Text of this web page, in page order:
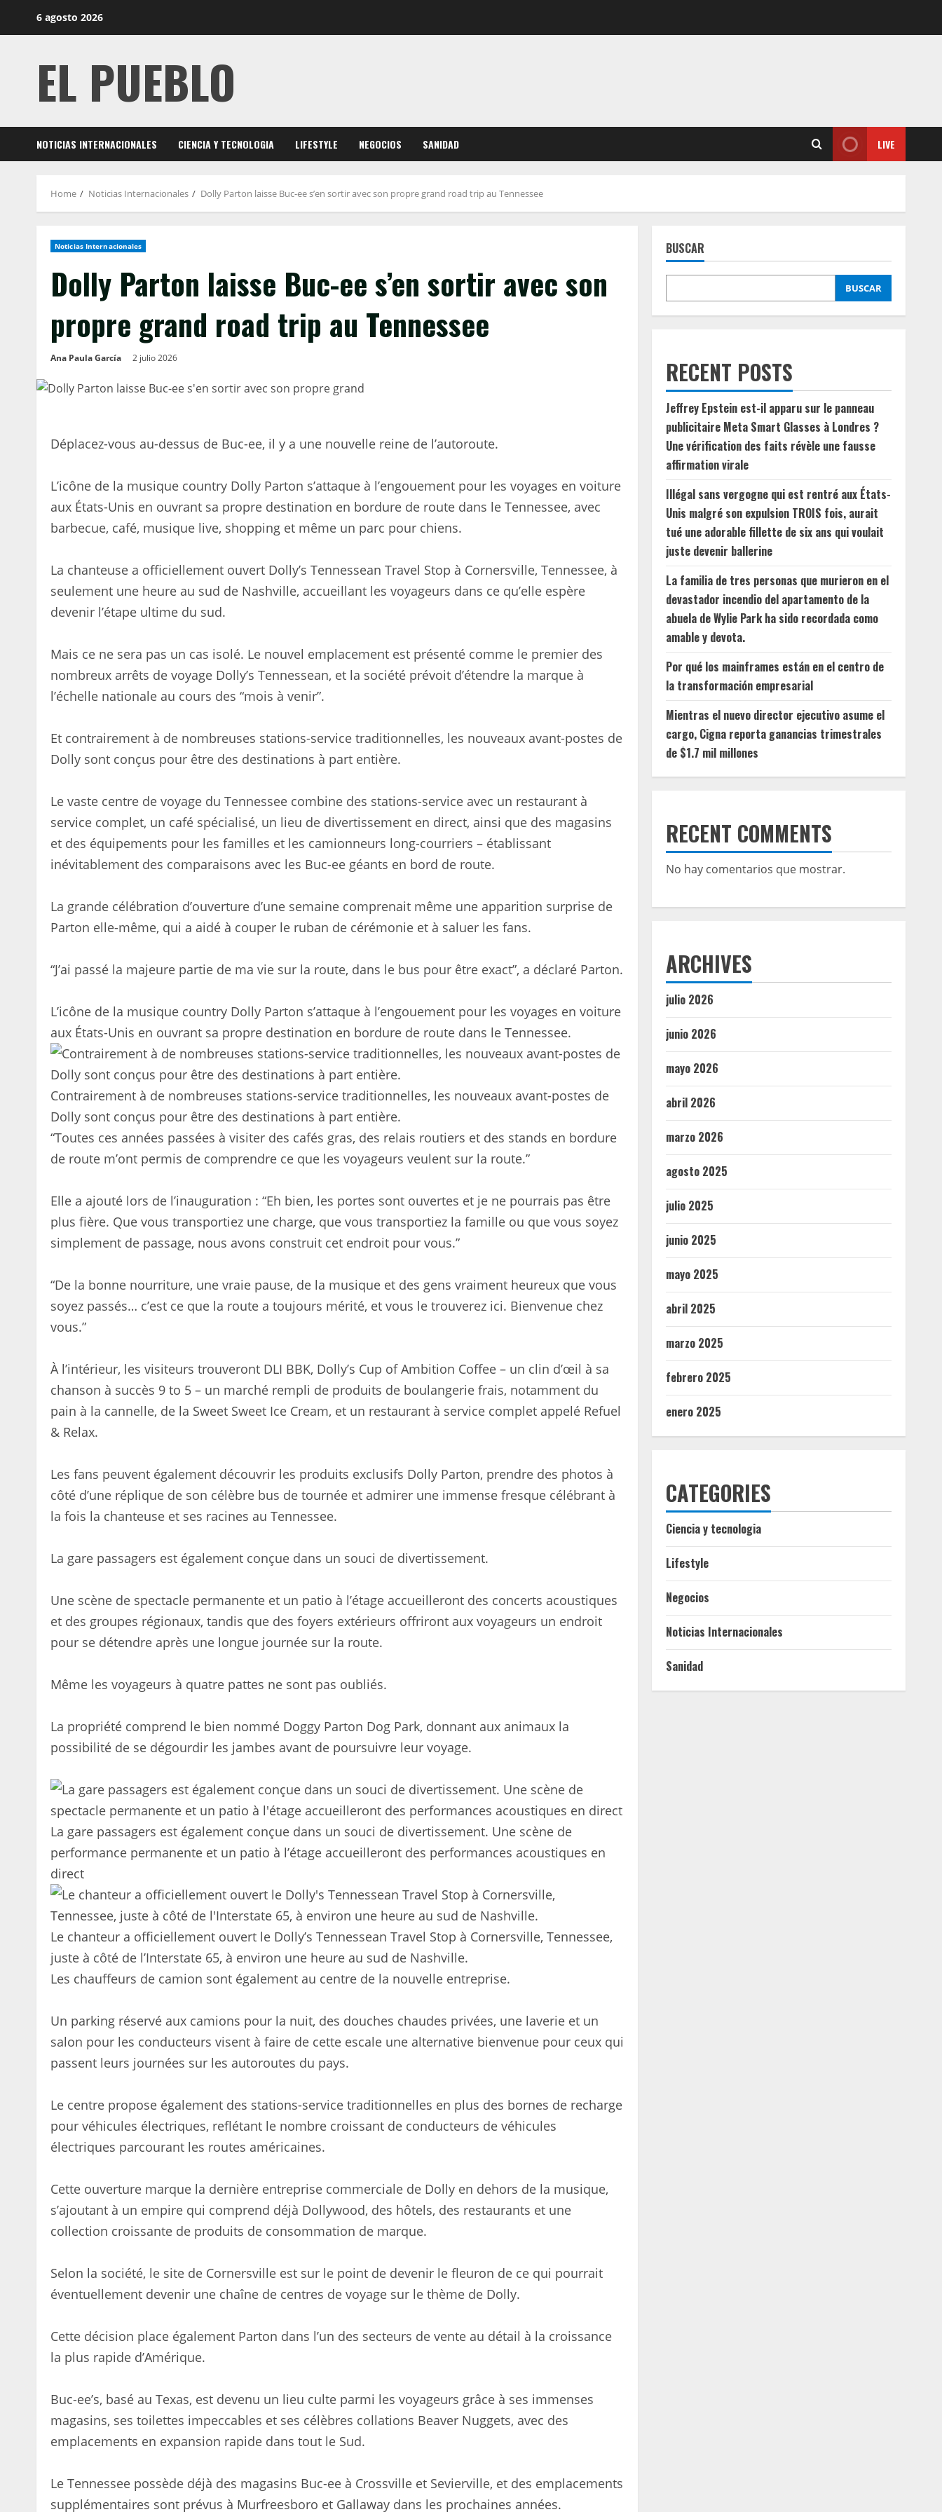
6 agosto 2026
EL PUEBLO
NOTICIAS INTERNACIONALES CIENCIA Y TECNOLOGIA LIFESTYLE NEGOCIOS SANIDAD LIVE
Home Noticias Internacionales Dolly Parton laisse Buc-ee s’en sortir avec son propre grand road trip au Tennessee
Noticias Internacionales
Dolly Parton laisse Buc-ee s’en sortir avec son
propre grand road trip au Tennessee
Ana Paula García 2 julio 2026
Déplacez-vous au-dessus de Buc-ee, il y a une nouvelle reine de l’autoroute.
L’icône de la musique country Dolly Parton s’attaque à l’engouement pour les voyages en voiture
aux États-Unis en ouvrant sa propre destination en bordure de route dans le Tennessee, avec
barbecue, café, musique live, shopping et même un parc pour chiens.
La chanteuse a officiellement ouvert Dolly’s Tennessean Travel Stop à Cornersville, Tennessee, à
seulement une heure au sud de Nashville, accueillant les voyageurs dans ce qu’elle espère
devenir l’étape ultime du sud.
Mais ce ne sera pas un cas isolé. Le nouvel emplacement est présenté comme le premier des
nombreux arrêts de voyage Dolly’s Tennessean, et la société prévoit d’étendre la marque à
l’échelle nationale au cours des “mois à venir”.
Et contrairement à de nombreuses stations-service traditionnelles, les nouveaux avant-postes de
Dolly sont conçus pour être des destinations à part entière.
Le vaste centre de voyage du Tennessee combine des stations-service avec un restaurant à
service complet, un café spécialisé, un lieu de divertissement en direct, ainsi que des magasins
et des équipements pour les familles et les camionneurs long-courriers – établissant
inévitablement des comparaisons avec les Buc-ee géants en bord de route.
La grande célébration d’ouverture d’une semaine comprenait même une apparition surprise de
Parton elle-même, qui a aidé à couper le ruban de cérémonie et à saluer les fans.
“J’ai passé la majeure partie de ma vie sur la route, dans le bus pour être exact”, a déclaré Parton.
L’icône de la musique country Dolly Parton s’attaque à l’engouement pour les voyages en voiture
aux États-Unis en ouvrant sa propre destination en bordure de route dans le Tennessee.
Contrairement à de nombreuses stations-service traditionnelles, les nouveaux avant-postes de
Dolly sont conçus pour être des destinations à part entière.
“Toutes ces années passées à visiter des cafés gras, des relais routiers et des stands en bordure
de route m’ont permis de comprendre ce que les voyageurs veulent sur la route.”
Elle a ajouté lors de l’inauguration : “Eh bien, les portes sont ouvertes et je ne pourrais pas être
plus fière. Que vous transportiez une charge, que vous transportiez la famille ou que vous soyez
simplement de passage, nous avons construit cet endroit pour vous.”
“De la bonne nourriture, une vraie pause, de la musique et des gens vraiment heureux que vous
soyez passés… c’est ce que la route a toujours mérité, et vous le trouverez ici. Bienvenue chez
vous.”
À l’intérieur, les visiteurs trouveront DLI BBK, Dolly’s Cup of Ambition Coffee – un clin d’œil à sa
chanson à succès 9 to 5 – un marché rempli de produits de boulangerie frais, notamment du
pain à la cannelle, de la Sweet Sweet Ice Cream, et un restaurant à service complet appelé Refuel
& Relax.
Les fans peuvent également découvrir les produits exclusifs Dolly Parton, prendre des photos à
côté d’une réplique de son célèbre bus de tournée et admirer une immense fresque célébrant à
la fois la chanteuse et ses racines au Tennessee.
La gare passagers est également conçue dans un souci de divertissement.
Une scène de spectacle permanente et un patio à l’étage accueilleront des concerts acoustiques
et des groupes régionaux, tandis que des foyers extérieurs offriront aux voyageurs un endroit
pour se détendre après une longue journée sur la route.
Même les voyageurs à quatre pattes ne sont pas oubliés.
La propriété comprend le bien nommé Doggy Parton Dog Park, donnant aux animaux la
possibilité de se dégourdir les jambes avant de poursuivre leur voyage.
La gare passagers est également conçue dans un souci de divertissement. Une scène de
performance permanente et un patio à l’étage accueilleront des performances acoustiques en
direct
Le chanteur a officiellement ouvert le Dolly’s Tennessean Travel Stop à Cornersville, Tennessee,
juste à côté de l’Interstate 65, à environ une heure au sud de Nashville.
Les chauffeurs de camion sont également au centre de la nouvelle entreprise.
Un parking réservé aux camions pour la nuit, des douches chaudes privées, une laverie et un
salon pour les conducteurs visent à faire de cette escale une alternative bienvenue pour ceux qui
passent leurs journées sur les autoroutes du pays.
Le centre propose également des stations-service traditionnelles en plus des bornes de recharge
pour véhicules électriques, reflétant le nombre croissant de conducteurs de véhicules
électriques parcourant les routes américaines.
Cette ouverture marque la dernière entreprise commerciale de Dolly en dehors de la musique,
s’ajoutant à un empire qui comprend déjà Dollywood, des hôtels, des restaurants et une
collection croissante de produits de consommation de marque.
Selon la société, le site de Cornersville est sur le point de devenir le fleuron de ce qui pourrait
éventuellement devenir une chaîne de centres de voyage sur le thème de Dolly.
Cette décision place également Parton dans l’un des secteurs de vente au détail à la croissance
la plus rapide d’Amérique.
Buc-ee’s, basé au Texas, est devenu un lieu culte parmi les voyageurs grâce à ses immenses
magasins, ses toilettes impeccables et ses célèbres collations Beaver Nuggets, avec des
emplacements en expansion rapide dans tout le Sud.
Le Tennessee possède déjà des magasins Buc-ee à Crossville et Sevierville, et des emplacements
supplémentaires sont prévus à Murfreesboro et Gallaway dans les prochaines années.
BUSCAR
BUSCAR
RECENT POSTS
Jeffrey Epstein est-il apparu sur le panneau
publicitaire Meta Smart Glasses à Londres ?
Une vérification des faits révèle une fausse
affirmation virale
Illégal sans vergogne qui est rentré aux États-
Unis malgré son expulsion TROIS fois, aurait
tué une adorable fillette de six ans qui voulait
juste devenir ballerine
La familia de tres personas que murieron en el
devastador incendio del apartamento de la
abuela de Wylie Park ha sido recordada como
amable y devota.
Por qué los mainframes están en el centro de
la transformación empresarial
Mientras el nuevo director ejecutivo asume el
cargo, Cigna reporta ganancias trimestrales
de $1.7 mil millones
RECENT COMMENTS
No hay comentarios que mostrar.
ARCHIVES
julio 2026
junio 2026
mayo 2026
abril 2026
marzo 2026
agosto 2025
julio 2025
junio 2025
mayo 2025
abril 2025
marzo 2025
febrero 2025
enero 2025
CATEGORIES
Ciencia y tecnologia
Lifestyle
Negocios
Noticias Internacionales
Sanidad